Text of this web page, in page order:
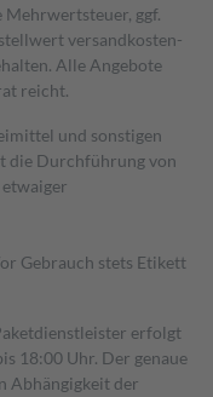
Mehrwertsteuer, ggf.
versand­kosten­
Alle Angebote
reicht.
und sonstigen
die Durchführung von
Gebrauch stets Etikett
erfolgt
18:00 Uhr. Der genaue
Abhängigkeit der